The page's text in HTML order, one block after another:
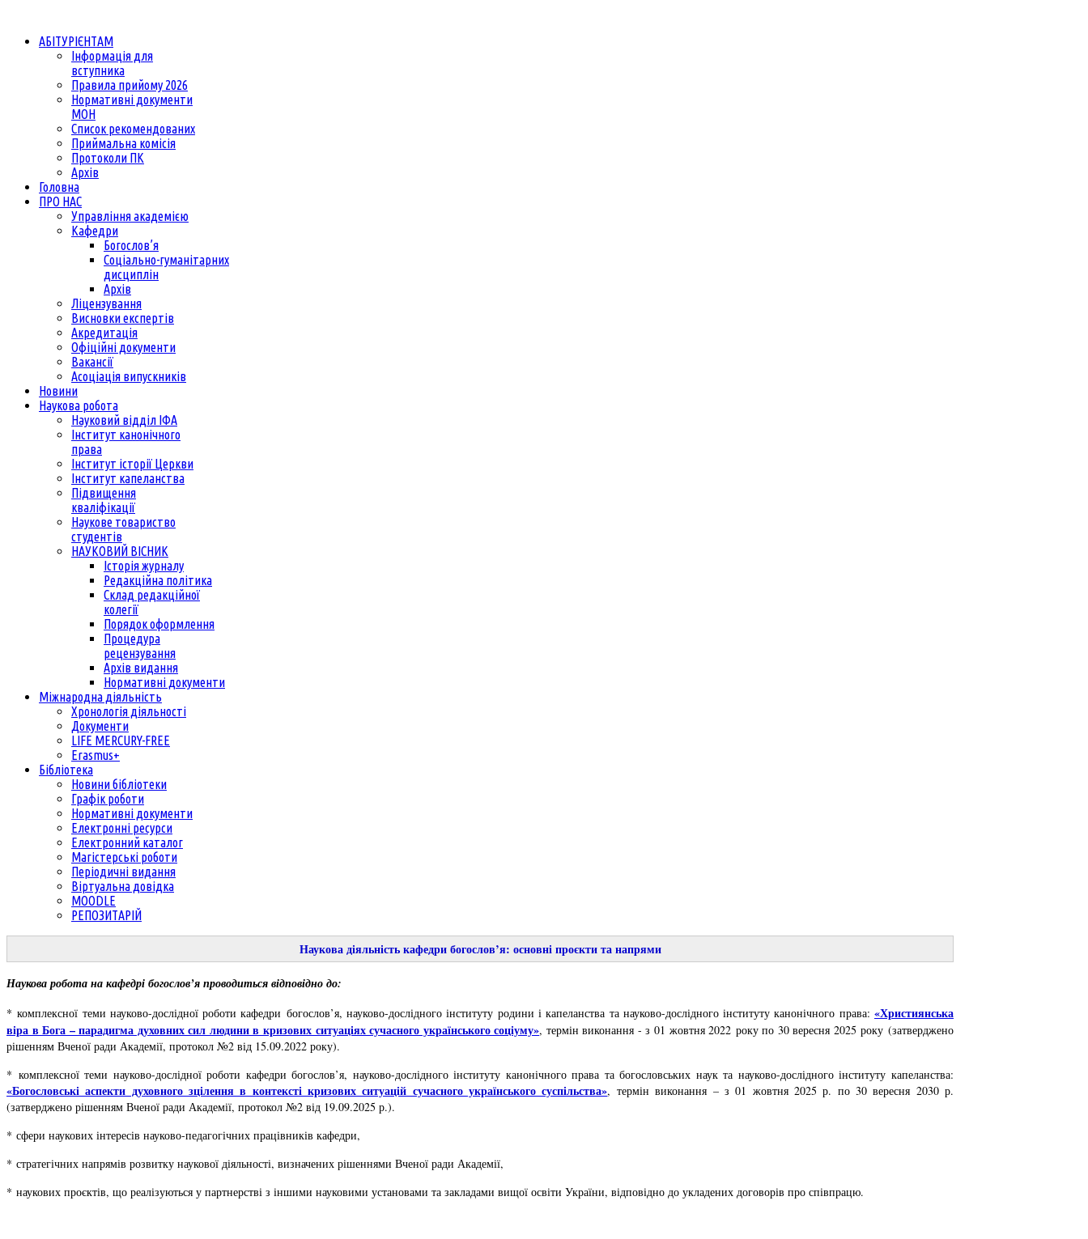
АБІТУРІЄНТАМ
Інформація для
вступника
Правила прийому 2026
Нормативні документи
МОН
Список рекомендованих
Приймальна комісія
Протоколи ПК
Архів
Головна
ПРО НАС
Управління академією
Кафедри
Богослов’я
Соціально-гуманітарних
дисциплін
Архів
Ліцензування
Висновки експертів
Акредитація
Офіційні документи
Вакансії
Асоціація випускників
Новини
Наукова робота
Науковий відділ ІФА
Інститут канонічного
права
Інститут історії Церкви
Інститут капеланства
Підвищення
кваліфікації
Наукове товариство
студентів
НАУКОВИЙ ВІСНИК
Історія журналу
Редакційна політика
Склад редакційної
колегії
Порядок оформлення
Процедура
рецензування
Архів видання
Нормативні документи
Міжнародна діяльність
Хронологія діяльності
Документи
LIFE MERCURY-FREE
Erasmus+
Бібліотека
Новини бібліотеки
Графік роботи
Нормативні документи
Електронні ресурси
Електронний каталог
Магістерські роботи
Періодичні видання
Віртуальна довідка
MOODLE
РЕПОЗИТАРІЙ
Наукова діяльність кафедри богослов’я: основні проєкти та напрями
Наукова робота на кафедрі богослов’я проводиться відповідно до:
*комплексної теми науково-дослідної роботи кафедри богослов’я, науково-дослідного інституту родини і капеланства та науково-дослідного інституту канонічного права:«Християнська
віра в Бога – парадигма духовних сил людини в кризових ситуаціях сучасного українського соціуму», термін виконання - з 01 жовтня 2022 року по 30 вересня 2025 року (затверджено
рішенням Вченої ради Академії, протокол №2 від 15.09.2022 року).
* комплексної теми науково-дослідної роботи кафедри богослов’я, науково-дослідного інституту канонічного права та богословських наук та науково-дослідного інституту капеланства:
«Богословські аспекти духовного зцілення в контексті кризових ситуацій сучасного українського суспільства», термін виконання – з 01 жовтня 2025 р. по 30 вересня 2030 р.
(затверджено рішенням Вченої ради Академії, протокол №2 від 19.09.2025 р.).
* сфери наукових інтересів науково-педагогічних працівників кафедри,
* стратегічних напрямів розвитку наукової діяльності, визначених рішеннями Вченої ради Академії,
* наукових проєктів, що реалізуються у партнерстві з іншими науковими установами та закладами вищої освіти України, відповідно до укладених договорів про співпрацю.